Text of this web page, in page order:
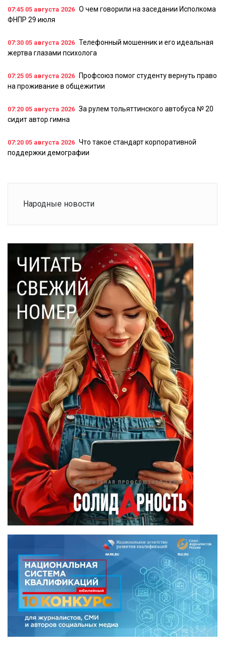
07:45 05 августа 2026 О чем говорили на заседании Исполкома
ФНПР 29 июля
07:30 05 августа 2026 Телефонный мошенник и его идеальная
жертва глазами психолога
07:25 05 августа 2026
Профсоюз помог студенту вернуть право
на проживание в общежитии
07:20 05 августа 2026 За рулем тольяттинского автобуса № 20
сидит автор гимна
07:20 05 августа 2026 Что такое стандарт корпоративной
поддержки демографии
Народные новости